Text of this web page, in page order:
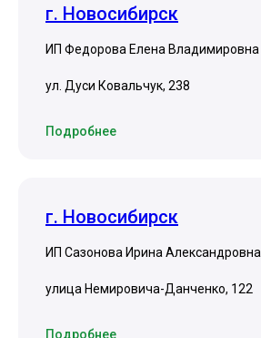
г. Новосибирск
ИП Федорова Елена Владимировна
ул. Дуси Ковальчук, 238
Подробнее
г. Новосибирск
ИП Сазонова Ирина Александровна
улица Немировича-Данченко, 122
Подробнее